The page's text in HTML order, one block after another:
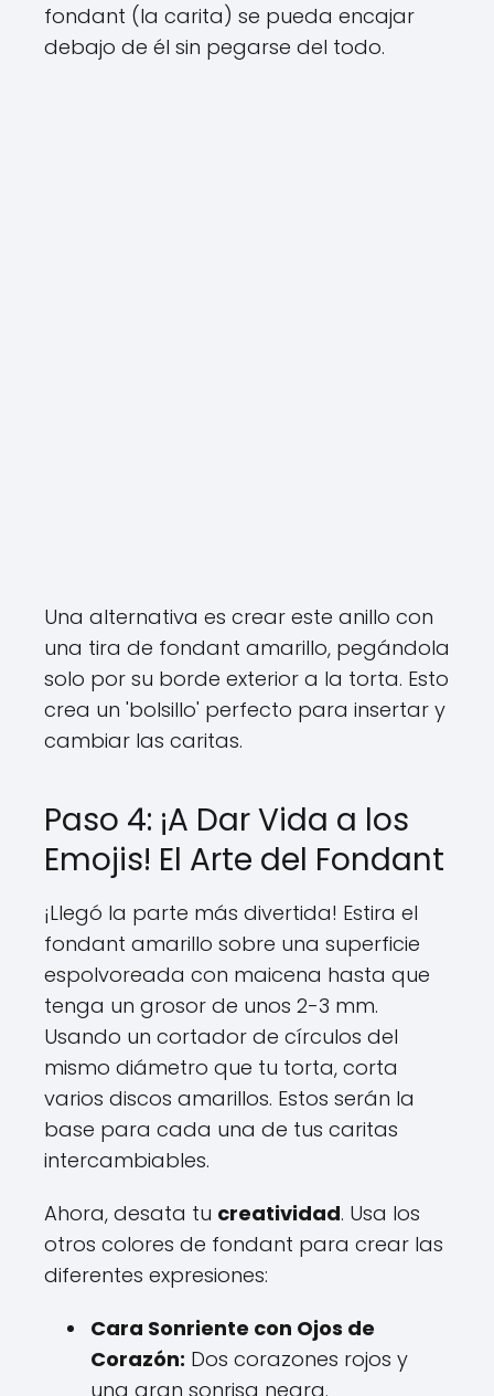
fondant (la carita) se pueda encajar
debajo de él sin pegarse del todo.
Una alternativa es crear este anillo con
una tira de fondant amarillo, pegándola
solo por su borde exterior a la torta. Esto
crea un 'bolsillo' perfecto para insertar y
cambiar las caritas.
Paso 4: ¡A Dar Vida a los
Emojis! El Arte del Fondant
¡Llegó la parte más divertida! Estira el
fondant amarillo sobre una superficie
espolvoreada con maicena hasta que
tenga un grosor de unos 2-3 mm.
Usando un cortador de círculos del
mismo diámetro que tu torta, corta
varios discos amarillos. Estos serán la
base para cada una de tus caritas
intercambiables.
Ahora, desata tu creatividad. Usa los
otros colores de fondant para crear las
diferentes expresiones:
Cara Sonriente con Ojos de
Corazón: Dos corazones rojos y
una gran sonrisa negra.